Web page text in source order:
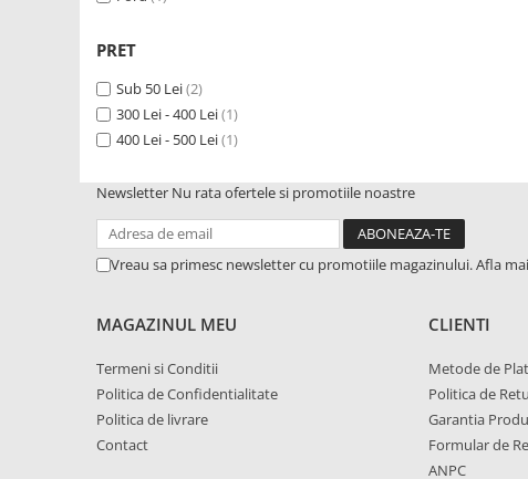
2. Piese Utilaje Agricole
2.1. Prelucrarea Solului
2.1.1. Semănătoare
2.1.5. Freză
2.1.6. Tocator resturi vegetale
PRET
Sub 50 Lei(2)
300 Lei - 400 Lei(1)
400 Lei - 500 Lei(1)
Newsletter Nu rata ofertele si promotiile noastre
Vreau sa primesc newsletter cu promotiile magazinului. Afla
MAGAZINUL MEU
Termeni si Conditii
Politica de Confidentialitate
Politica de livrare
Contact
CLIENTI
Metode de
Politica de
Garantia
Formular de
ANPC